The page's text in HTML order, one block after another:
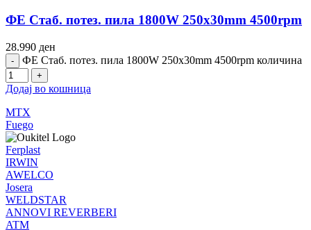
ФЕ Стаб. потез. пила 1800W 250x30mm 4500rpm
28.990 ден
ФЕ Стаб. потез. пила 1800W 250x30mm 4500rpm количина
Додај во кошница
MTX
Fuego
Ferplast
IRWIN
AWELCO
Josera
WELDSTAR
ANNOVI REVERBERI
ATM